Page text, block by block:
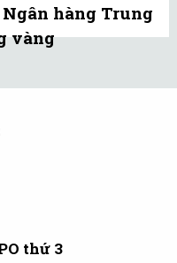
Ngân hàng Trung
vàng
thứ 3